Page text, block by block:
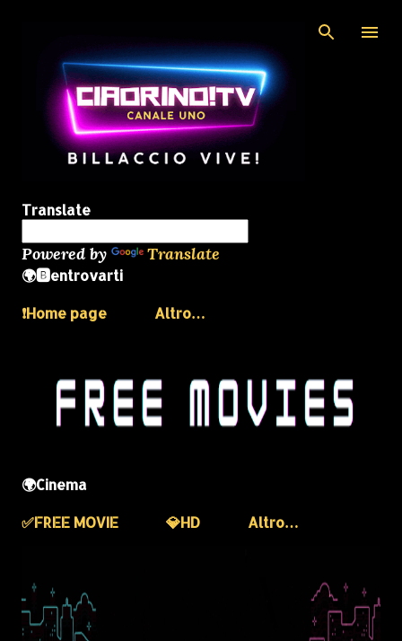
Translate
Powered by Translate
🌍🅱️entrovarti
❗️Home page
Altro…
🌍Cinema
✅️FREE MOVIE
💎HD Altro…